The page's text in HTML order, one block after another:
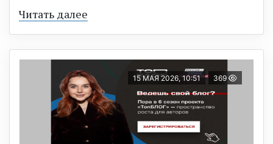
Читать далее
15 МАЯ 2026, 10:51 369